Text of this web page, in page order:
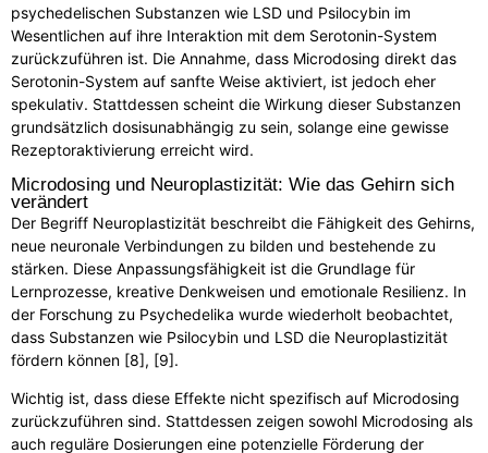
psychedelischen Substanzen wie LSD und Psilocybin im
Wesentlichen auf ihre Interaktion mit dem Serotonin-System
zurückzuführen ist. Die Annahme, dass Microdosing direkt das
Serotonin-System auf sanfte Weise aktiviert, ist jedoch eher
spekulativ. Stattdessen scheint die Wirkung dieser Substanzen
grundsätzlich dosisunabhängig zu sein, solange eine gewisse
Rezeptoraktivierung erreicht wird.
Microdosing und Neuroplastizität: Wie das Gehirn sich
verändert
Der Begriff Neuroplastizität beschreibt die Fähigkeit des Gehirns,
neue neuronale Verbindungen zu bilden und bestehende zu
stärken. Diese Anpassungsfähigkeit ist die Grundlage für
Lernprozesse, kreative Denkweisen und emotionale Resilienz. In
der Forschung zu Psychedelika wurde wiederholt beobachtet,
dass Substanzen wie Psilocybin und LSD die Neuroplastizität
fördern können [8], [9].
Wichtig ist, dass diese Effekte nicht spezifisch auf Microdosing
zurückzuführen sind. Stattdessen zeigen sowohl Microdosing als
auch reguläre Dosierungen eine potenzielle Förderung der